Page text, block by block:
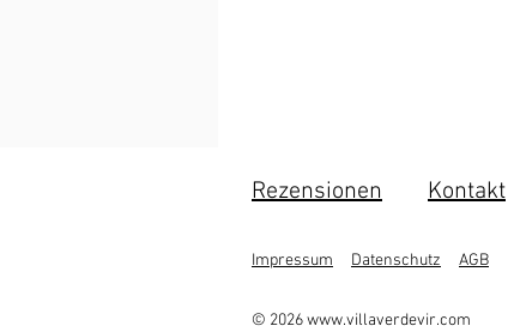
Rezensionen Kontakt
Impressum Datenschutz AGB
© 2026www.villaverdevir.com